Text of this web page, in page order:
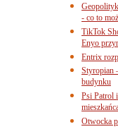
- co to
TikTok
Enyo
Entrix
Styropian
budynku
Psi Patrol
Otwocka